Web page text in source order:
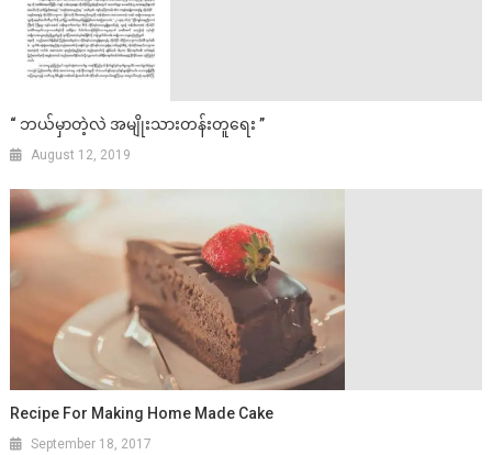
“ ဘယ်မှာတဲ့လဲ အမျိုးသားတန်းတူရေး ”
August 12, 2019
Recipe For Making Home Made Cake
September 18, 2017